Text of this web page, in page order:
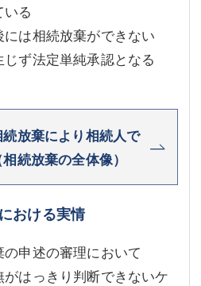
る
は相続放棄ができない
ず法定単純承認となる
放棄により相続人で
続放棄の全体像）
おける実情
申述の審理において
はっきり判断できないケ